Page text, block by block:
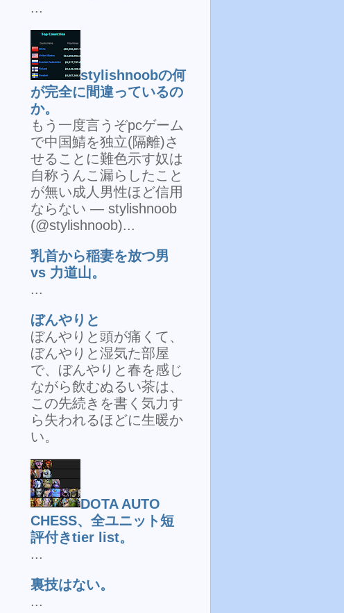
...
stylishnoobの何
が完全に間違っているの
か。
もう一度言うぞpcゲーム
で中国鯖を独立(隔離)さ
せることに難色示す奴は
自称うんこ漏らしたこと
が無い成人男性ほど信用
ならない — stylishnoob
(@stylishnoob)...
乳首から稲妻を放つ男
vs 力道山。
...
ぼんやりと
ぼんやりと頭が痛くて、
ぼんやりと湿気た部屋
で、ぼんやりと春を感じ
ながら飲むぬるい茶は、
この先続きを書く気力す
ら失われるほどに生暖か
い。
DOTA AUTO
CHESS、全ユニット短
評付きtier list。
...
裏技はない。
...